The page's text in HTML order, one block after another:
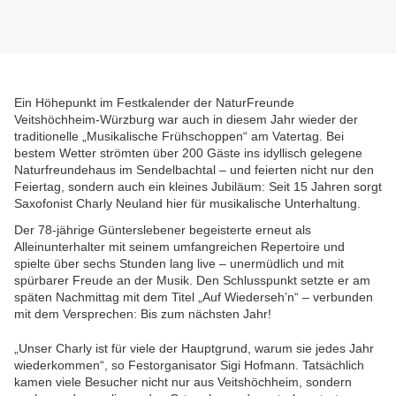
Ein Höhepunkt im Festkalender der NaturFreunde
Veitshöchheim-Würzburg war auch in diesem Jahr wieder der
traditionelle „Musikalische Frühschoppen“ am Vatertag. Bei
bestem Wetter strömten über 200 Gäste ins idyllisch gelegene
Naturfreundehaus im Sendelbachtal – und feierten nicht nur den
Feiertag, sondern auch ein kleines Jubiläum: Seit 15 Jahren sorgt
Saxofonist Charly Neuland hier für musikalische Unterhaltung.
Der 78-jährige Günterslebener begeisterte erneut als
Alleinunterhalter mit seinem umfangreichen Repertoire und
spielte über sechs Stunden lang live – unermüdlich und mit
spürbarer Freude an der Musik. Den Schlusspunkt setzte er am
späten Nachmittag mit dem Titel „Auf Wiederseh’n“ – verbunden
mit dem Versprechen: Bis zum nächsten Jahr!
„Unser Charly ist für viele der Hauptgrund, warum sie jedes Jahr
wiederkommen“, so Festorganisator Sigi Hofmann. Tatsächlich
kamen viele Besucher nicht nur aus Veitshöchheim, sondern